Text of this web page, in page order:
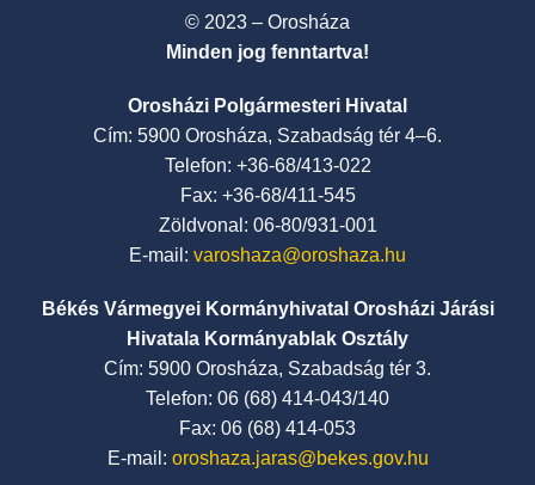
© 2023 – Orosháza
Minden jog fenntartva!
Orosházi Polgármesteri Hivatal
Cím: 5900 Orosháza, Szabadság tér 4–6.
Telefon: +36-68/413-022
Fax: +36-68/411-545
Zöldvonal: 06-80/931-001
E-mail: varoshaza@oroshaza.hu
Békés Vármegyei Kormányhivatal Orosházi Járási
Hivatala Kormányablak Osztály
Cím: 5900 Orosháza, Szabadság tér 3.
Telefon: 06 (68) 414-043/140
Fax: 06 (68) 414-053
E-mail: oroshaza.jaras@bekes.gov.hu